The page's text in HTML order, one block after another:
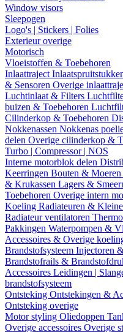
Window visors
Sleepogen
Logo's | Stickers | Folies
Exterieur overige
Motorisch
Vloeistoffen & Toebehoren
Inlaattraject
& Sensoren Overige
Luchtinlaat & Filters
buizen & Toebehoren
Cilinderkop & Toebehoren
Nokkenassen Nokkenas
delen Overige cilinderkop &
Turbo | Compressor | NOS
Interne motorblok delen
Keerringen Bouten & Moeren
& Krukassen Lagers &
Toebehoren Overige intern
Koeling Radiateuren &
Radiateur ventilatoren
Pakkingen Waterpompen &
Accessoires & Overige
Brandstofsysteem Injectoren
Brandstofrails &
Accessoires Leidingen |
brandstofsysteem
Ontsteking Ontstekingen &
Ontsteking overige
Motor styling Oliedoppen
Overige accessoires Overige